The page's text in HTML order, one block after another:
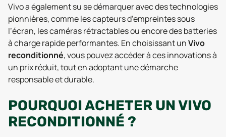
Vivo a également su se démarquer avec des technologies
pionnières, comme les capteurs d’empreintes sous
l’écran, les caméras rétractables ou encore des batteries
à charge rapide performantes. En choisissant unVivo
reconditionné, vous pouvez accéder à ces innovations à
un prix réduit, tout en adoptant une démarche
responsable et durable.
POURQUOI ACHETER UN VIVO
RECONDITIONNÉ ?